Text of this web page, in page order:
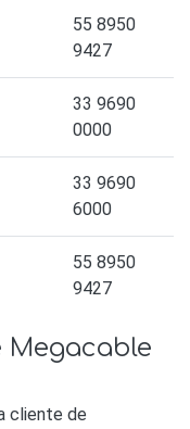
55 8950
9427
33 9690
0000
33 9690
6000
55 8950
9427
cliente de